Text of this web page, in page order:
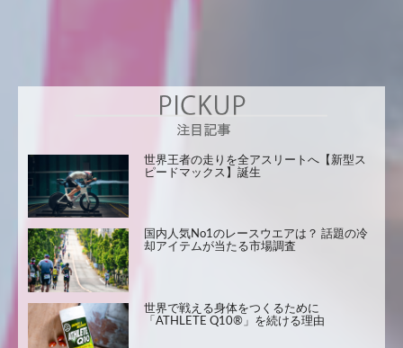
世界王者の走りを全アスリートへ【新型ス
ピードマックス】誕生
国内人気No1のレースウエアは？ 話題の冷
却アイテムが当たる市場調査
世界で戦える身体をつくるために
「ATHLETE Q10®」を続ける理由